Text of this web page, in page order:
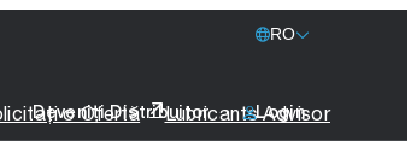
RO
o Ofertă Lubricants Advisor
Deveniți Distribuitor Login